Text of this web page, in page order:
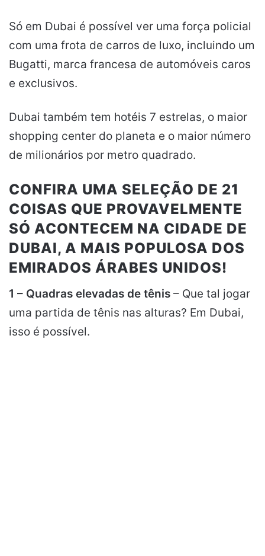
Só em Dubai é possível ver uma força policial
com uma frota de carros de luxo, incluindo um
Bugatti, marca francesa de automóveis caros
e exclusivos.
Dubai também tem hotéis 7 estrelas, o maior
shopping center do planeta e o maior número
de milionários por metro quadrado.
CONFIRA UMA SELEÇÃO DE 21
COISAS QUE PROVAVELMENTE
SÓ ACONTECEM NA CIDADE DE
DUBAI, A MAIS POPULOSA DOS
EMIRADOS ÁRABES UNIDOS!
1 – Quadras elevadas de tênis – Que tal jogar
uma partida de tênis nas alturas? Em Dubai,
isso é possível.